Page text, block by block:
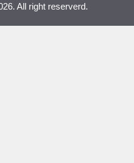
All right reserverd.